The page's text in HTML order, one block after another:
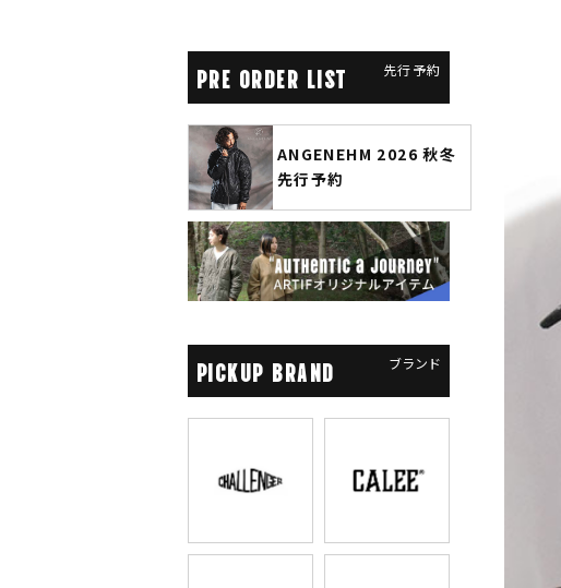
PRE ORDER LIST 先行予約
CLUCT 2026 冬
COLLECTION 先行予約
PICKUP BRAND ブランド